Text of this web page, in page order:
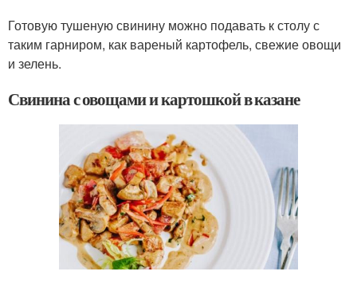
Готовую тушеную свинину можно подавать к столу с
таким гарниром, как вареный картофель, свежие овощи
и зелень.
Свинина с овощами и картошкой в казане